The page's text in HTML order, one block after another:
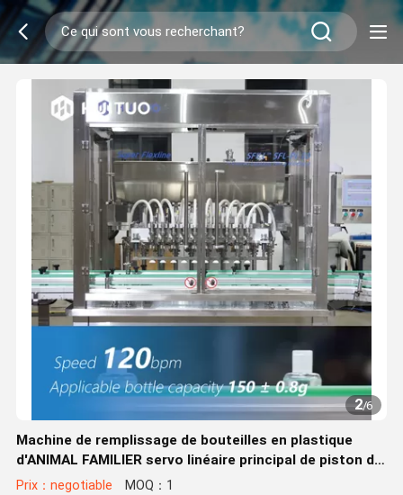
2/6
Machine de remplissage de bouteilles en plastique
d'ANIMAL FAMILIER servo linéaire principal de piston de
Huituo 10 pour l'huile pour bébé
Prix：negotiable MOQ：1